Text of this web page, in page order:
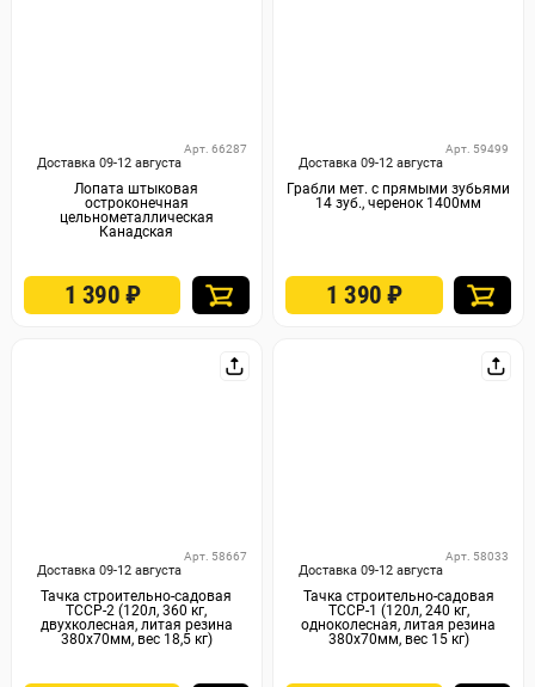
Доставка 09-12 августа
Арт. 66287
Лопата штыковая
остроконечная
цельнометаллическая
Канадская
1 390 ₽
Доставка 09-12 августа
Арт. 59499
Грабли мет. с прямыми зубьями
14 зуб., черенок 1400мм
1 390₽
Доставка 09-12 августа
Арт. 58667
Тачка строительно-садовая
ТССР-2 (120л, 360 кг,
двухколесная, литая резина
380х70мм, вес 18,5 кг)
Доставка 09-12 августа
Арт. 58033
Тачка строительно-садовая
ТССР-1 (120л, 240 кг,
одноколесная, литая резина
380х70мм, вес 15 кг)